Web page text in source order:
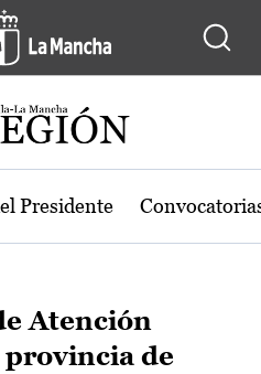
Presidente
Atención
de